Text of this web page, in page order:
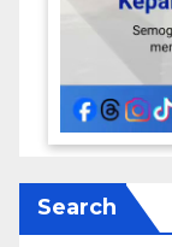
Search